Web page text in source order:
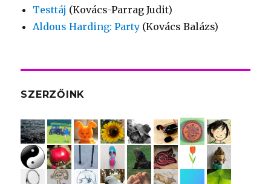
Testtáj (Kovács-Parrag Judit)
Aldous Harding: Party (Kovács Balázs)
SZERZŐINK